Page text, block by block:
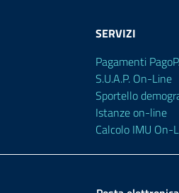
SERVIZI
Pagamenti
S.U.A.P. On-Line
Sportello
Istanze on-line
Calcolo IMU On-